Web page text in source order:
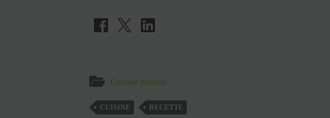
Cuisine maison
CUISINE RECETTE